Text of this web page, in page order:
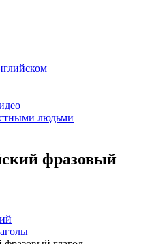
людьми
фразовый